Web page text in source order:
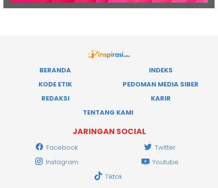
BERANDA
INDEKS
KODE ETIK
PEDOMAN MEDIA SIBER
REDAKSI
KARIR
TENTANG KAMI
JARINGAN SOCIAL
Facebook
Twitter
Instagram
Youtube
Tiktok